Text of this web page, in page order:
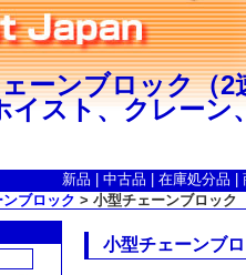
ーンブロック（2
イスト、クレーン
新品 中古品 在庫処分品
ブロック > 小型チェーンブロック
小型チェーンブ